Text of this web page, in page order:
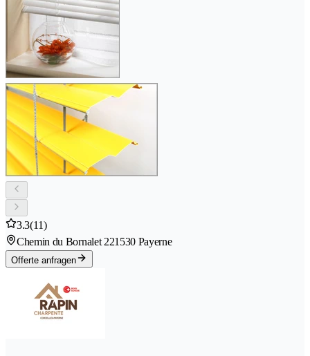
3.3(11)
Chemin du Bornalet 221530 Payerne
Offerte anfragen